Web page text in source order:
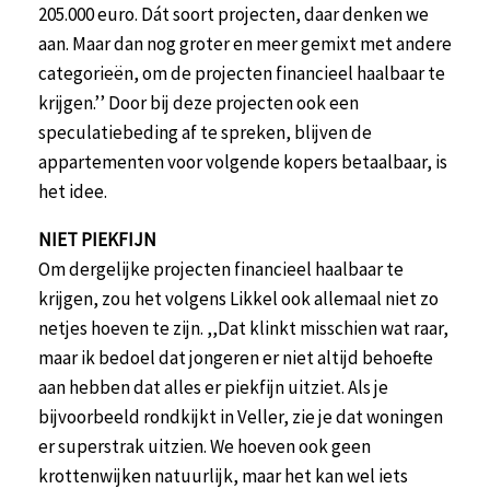
205.000 euro. Dát soort projecten, daar denken we
aan. Maar dan nog groter en meer gemixt met andere
categorieën, om de projecten financieel haalbaar te
krijgen.’’ Door bij deze projecten ook een
speculatiebeding af te spreken, blijven de
appartementen voor volgende kopers betaalbaar, is
het idee.
NIET PIEKFIJN
Om dergelijke projecten financieel haalbaar te
krijgen, zou het volgens Likkel ook allemaal niet zo
netjes hoeven te zijn. ,,Dat klinkt misschien wat raar,
maar ik bedoel dat jongeren er niet altijd behoefte
aan hebben dat alles er piekfijn uitziet. Als je
bijvoorbeeld rondkijkt in Veller, zie je dat woningen
er superstrak uitzien. We hoeven ook geen
krottenwijken natuurlijk, maar het kan wel iets